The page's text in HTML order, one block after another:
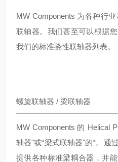
MW Components 为各种行
联轴器。我们甚至可以根据
我们的标准挠性联轴器列表。
螺旋联轴器 / 梁联轴器
MW Components 的 Helical
轴器"或“梁式联轴器"的*。通
提供各种标准梁耦合器，并